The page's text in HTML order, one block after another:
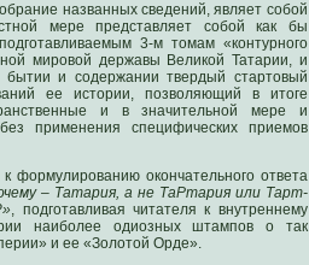
названных сведений, являет собой
мере представляет собой как бы
3-м томам «контурного
мировой державы Великой Татарии, и
и содержании твердый стартовый
ее истории, позволяющий в итоге
и в значительной мере и
применения специфических приемов
формулированию окончательного ответа
– Татария, а не ТаРтария или Тарт-
, подготавливая читателя к внутреннему
наиболее одиозных штампов о так
и ее «Золотой Орде».